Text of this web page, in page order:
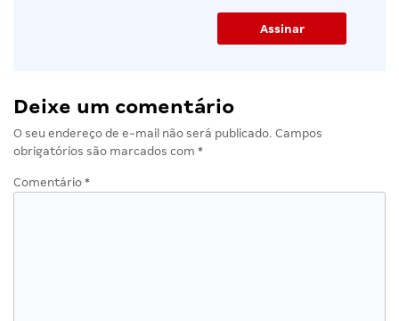
Deixe um comentário
O seu endereço de e-mail não será publicado. Campos
obrigatórios são marcados com *
Comentário *